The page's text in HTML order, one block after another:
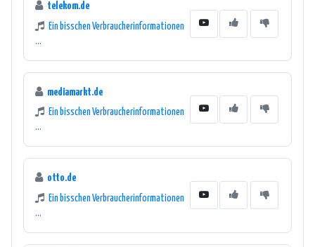
telekom.de
Ein bisschen Verbraucherinformationen
...
mediamarkt.de
Ein bisschen Verbraucherinformationen
...
otto.de
Ein bisschen Verbraucherinformationen
...